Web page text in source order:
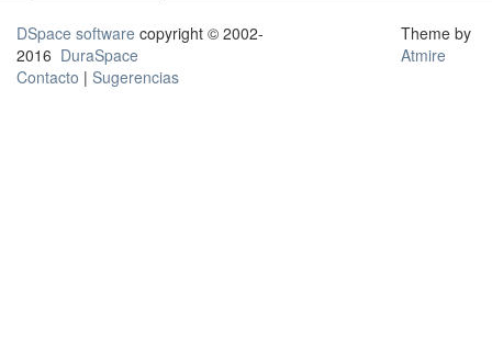
DSpace software copyright © 2002-
2016 DuraSpace
Contacto | Sugerencias
Theme by
Atmire